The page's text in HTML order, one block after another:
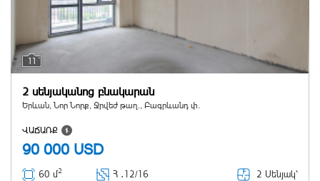
11
2 սենյականոց բնակարան
Երևան, Նոր Նորք, Ջրվեժ թաղ., Բագրևանդ փ.
ՎԱՃԱՌՔ
90 000 USD
60 մ2 Հ ․ 12/16 2 Սենյակ՝